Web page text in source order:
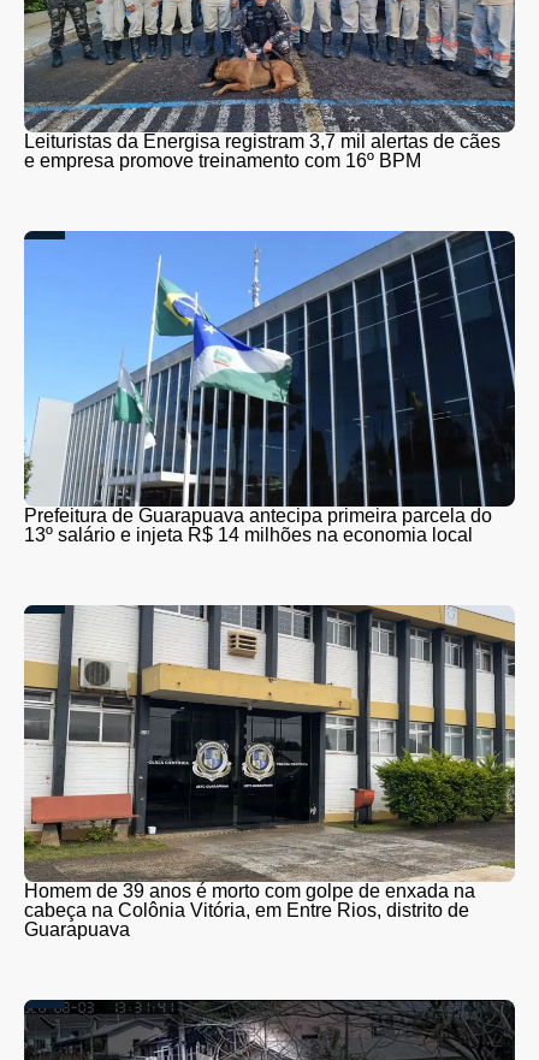
Leituristas da Energisa registram 3,7 mil alertas de cães
e empresa promove treinamento com 16º BPM
Prefeitura de Guarapuava antecipa primeira parcela do
13º salário e injeta R$ 14 milhões na economia local
Homem de 39 anos é morto com golpe de enxada na
cabeça na Colônia Vitória, em Entre Rios, distrito de
Guarapuava